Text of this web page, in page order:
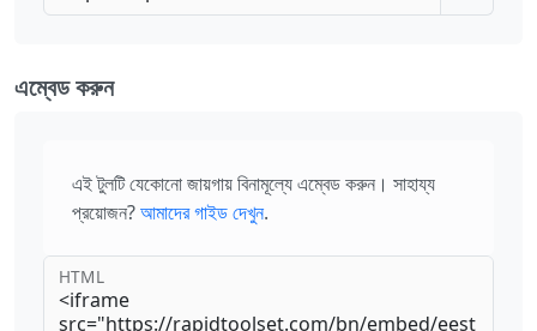
এম্বেড করুন
এই টুলটি যেকোনো জায়গায় বিনামূল্যে এম্বেড করুন। সাহায্য
প্রয়োজন?আমাদের গাইড দেখুন.
HTML